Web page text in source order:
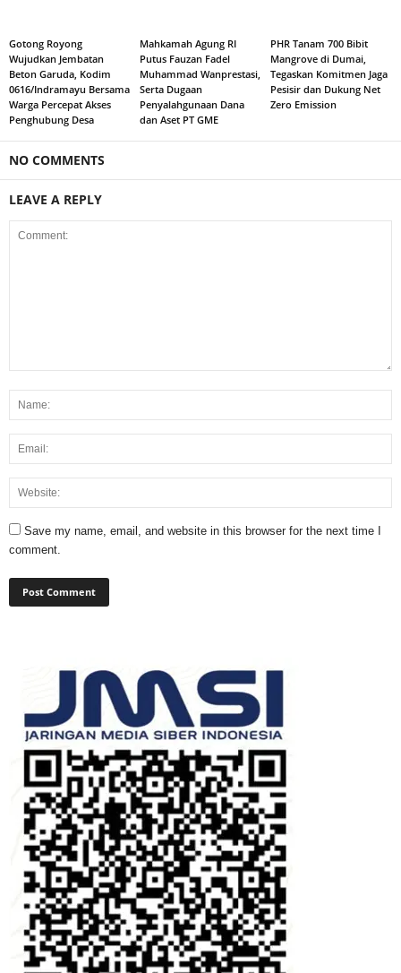
Gotong Royong
Wujudkan Jembatan
Beton Garuda, Kodim
0616/Indramayu Bersama
Warga Percepat Akses
Penghubung Desa
Mahkamah Agung RI
Putus Fauzan Fadel
Muhammad Wanprestasi,
Serta Dugaan
Penyalahgunaan Dana
dan Aset PT GME
PHR Tanam 700 Bibit
Mangrove di Dumai,
Tegaskan Komitmen Jaga
Pesisir dan Dukung Net
Zero Emission
NO COMMENTS
LEAVE A REPLY
Save my name, email, and website in this browser for the next time I
comment.